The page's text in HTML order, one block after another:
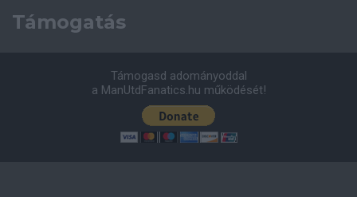
Támogatás
Támogasd adományoddal
a ManUtdFanatics.hu működését!